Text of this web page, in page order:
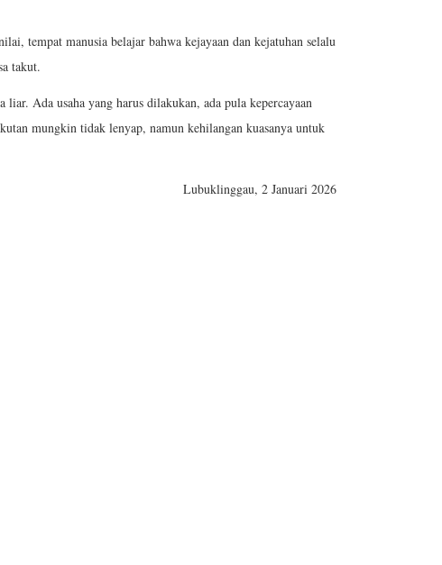
tempat manusia belajar bahwa kejayaan dan kejatuhan selalu
takut.
Ada usaha yang harus dilakukan, ada pula kepercayaan
mungkin tidak lenyap, namun kehilangan kuasanya untuk
Lubuklinggau, 2 Januari 2026